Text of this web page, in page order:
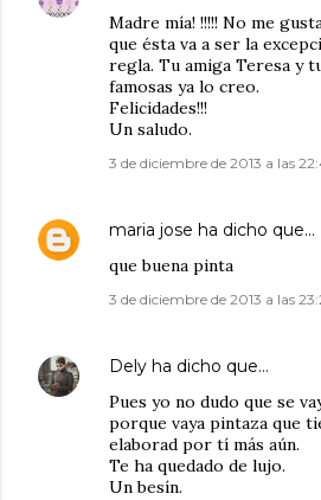
Madre mía! !!!!! No me
que ésta va a ser la
regla. Tu amiga Teresa y
famosas ya lo creo.
Felicidades!!!
Un saludo.
3 de diciembre de 2013 a las
maria jose ha dicho que…
que buena pinta
3 de diciembre de 2013 a las
Dely ha dicho que…
Pues yo no dudo que se
porque vaya pintaza que
elaborad por tí más aún.
Te ha quedado de lujo.
Un besín.